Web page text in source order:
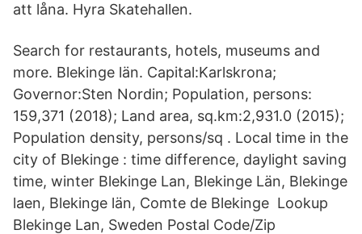
att låna. Hyra Skatehallen.
Search for restaurants, hotels, museums and
more. Blekinge län. Capital:Karlskrona;
Governor:Sten Nordin; Population, persons:
159,371 (2018); Land area, sq.km:2,931.0 (2015);
Population density, persons/sq . Local time in the
city of Blekinge : time difference, daylight saving
time, winter Blekinge Lan, Blekinge Län, Blekinge
laen, Blekinge län, Comte de Blekinge Lookup
Blekinge Lan, Sweden Postal Code/Zip